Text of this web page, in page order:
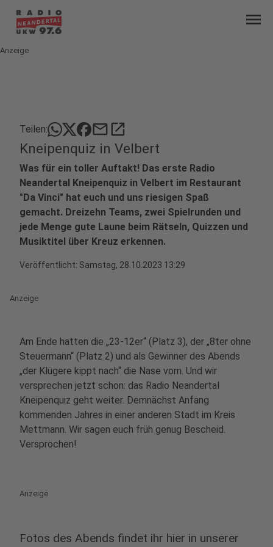
menu
Anzeige
Teilen: mailopen_in_new
Kneipenquiz in Velbert
Was für ein toller Auftakt! Das erste Radio
Neandertal Kneipenquiz in Velbert im Restaurant
"Da Vinci" hat euch und uns riesigen Spaß
gemacht. Dreizehn Teams, zwei Spielrunden und
jede Menge gute Laune beim Rätseln, Quizzen und
Musiktitel über Kreuz erkennen.
Veröffentlicht: Samstag, 28.10.2023 13:29
Anzeige
Am Ende hatten die „23-12er“ (Platz 3), der „8ter ohne
Steuermann“ (Platz 2) und als Gewinner des Abends
„der Klügere kippt nach“ die Nase vorn. Und wir
versprechen jetzt schon: das Radio Neandertal
Kneipenquiz geht weiter. Demnächst Anfang
kommenden Jahres in einer anderen Stadt im Kreis
Mettmann. Wir sagen euch früh genug Bescheid.
Versprochen!
Anzeige
Fotos des Abends findet ihr hier in unserer